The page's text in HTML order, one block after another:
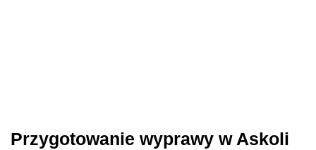
Przygotowanie wyprawy w Askoli